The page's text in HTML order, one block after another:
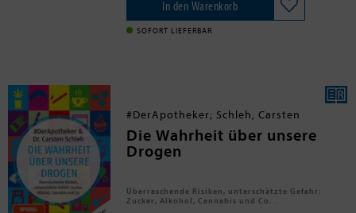
scheiternden Beziehungen und
mangelnden Leistungen am
Arbeitsplatz. Hier sind Strategien
Beziehungen und Erfolg im Job.
Kompakt und kenntnisreich liefert dies
der vorliegende Ratgeber.
In den Warenkorb
SOFORT LIEFERBAR
#DerApotheker; Schleh, Carsten
Die Wahrheit über unsere
Drogen
Überraschende Risiken, unterschätzte Gefahr:
Zucker, Alkohol, Cannabis und Co. .